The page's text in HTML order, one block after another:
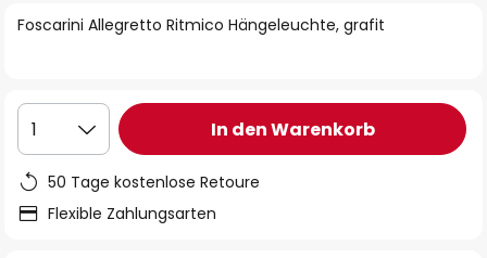
Foscarini Allegretto Ritmico Hängeleuchte, grafit
1 In den Warenkorb
50 Tage kostenlose Retoure
Flexible Zahlungsarten